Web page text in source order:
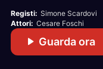
testo sembra
Questa illusione
si presenta, il
Registi: Simone Scardovi
Attori: Cesare Foschi
Guarda ora